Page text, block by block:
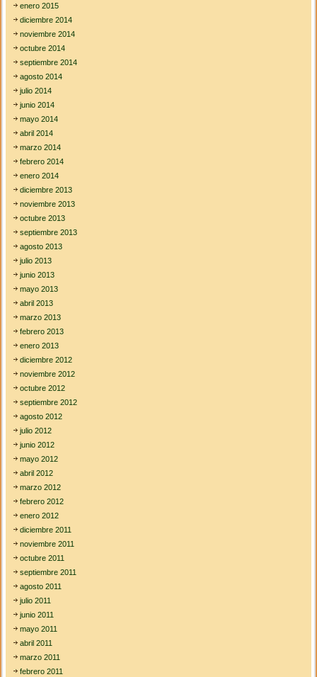
enero 2015
diciembre 2014
noviembre 2014
octubre 2014
septiembre 2014
agosto 2014
julio 2014
junio 2014
mayo 2014
abril 2014
marzo 2014
febrero 2014
enero 2014
diciembre 2013
noviembre 2013
octubre 2013
septiembre 2013
agosto 2013
julio 2013
junio 2013
mayo 2013
abril 2013
marzo 2013
febrero 2013
enero 2013
diciembre 2012
noviembre 2012
octubre 2012
septiembre 2012
agosto 2012
julio 2012
junio 2012
mayo 2012
abril 2012
marzo 2012
febrero 2012
enero 2012
diciembre 2011
noviembre 2011
octubre 2011
septiembre 2011
agosto 2011
julio 2011
junio 2011
mayo 2011
abril 2011
marzo 2011
febrero 2011